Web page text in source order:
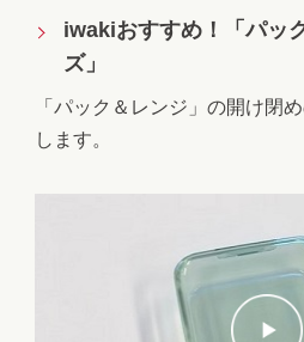
iwakiおすすめ！「パッ
ズ」
「パック＆レンジ」の開け閉
します。